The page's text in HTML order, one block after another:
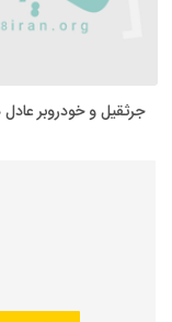
جرثقیل و خودروبر عادل